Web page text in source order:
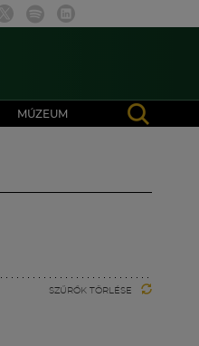
MÚZEUM
SZŰRŐK TÖRLÉSE